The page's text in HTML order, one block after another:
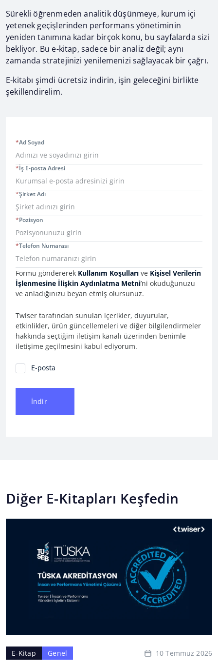
Sürekli öğrenmeden analitik düşünmeye, kurum içi
yetenek geçişlerinden performans yönetiminin
yeniden tanımına kadar birçok konu, bu sayfalarda sizi
bekliyor. Bu e-kitap, sadece bir analiz değil; aynı
zamanda stratejinizi yenilemenizi sağlayacak bir çağrı.
E-kitabı şimdi ücretsiz indirin, işin geleceğini birlikte
şekillendirelim.
Ad Soyad
*
İş E-posta Adresi
*
Şirket Adı
*
Pozisyon
*
Telefon Numarası
*
Consent Information
Formu göndererek Kullanım Koşulları ve Kişisel Verilerin
İşlenmesine İlişkin Aydınlatma Metni’ni okuduğunuzu
ve anladığınızu beyan etmiş olursunuz.
Twiser tarafından sunulan içerikler, duyurular,
etkinlikler, ürün güncellemeleri ve diğer bilgilendirmeler
hakkında seçtiğim iletişim kanalı üzerinden benimle
iletişime geçilmesini kabul ediyorum.
İletişim Tercihleri
E-posta
İndir
Diğer E-Kitapları Keşfedin
E-Kitap Genel 10 Temmuz 2026